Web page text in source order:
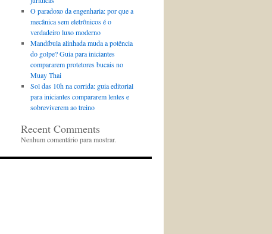
O paradoxo da engenharia: por que a
mecânica sem eletrônicos é o
verdadeiro luxo moderno
Mandíbula alinhada muda a potência
do golpe? Guia para iniciantes
compararem protetores bucais no
Muay Thai
Sol das 10h na corrida: guia editorial
para iniciantes compararem lentes e
sobreviverem ao treino
Recent Comments
Nenhum comentário para mostrar.